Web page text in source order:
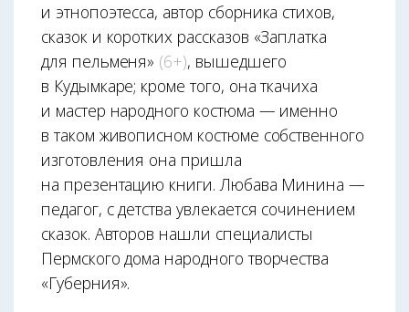
и этнопоэтесса, автор сборника стихов,
сказок и коротких рассказов «Заплатка
для пельменя» (6+), вышедшего
в Кудымкаре; кроме того, она ткачиха
и мастер народного костюма — именно
в таком живописном костюме собственного
изготовления она пришла
на презентацию книги. Любава Минина —
педагог, с детства увлекается сочинением
сказок. Авторов нашли специалисты
Пермского дома народного творчества
«Губерния».